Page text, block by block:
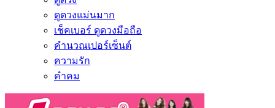
ดูดวงแม่นมาก
เช็คเบอร์ ดูดวงมือถือ
คำนวณเปอร์เซ็นต์
ความรัก
คำคม